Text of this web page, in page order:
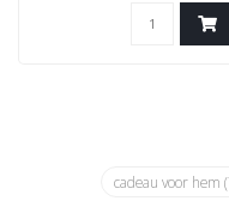
cadeau voor hem